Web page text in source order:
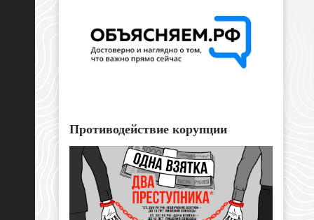
Противодействие корупции